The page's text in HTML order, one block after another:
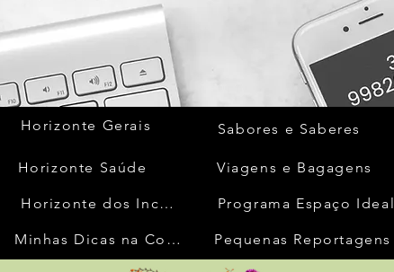
Horizonte Gerais
Horizonte Saúde
Horizonte dos Inconfidentes
Minhas Dicas na Cozinha
Sabores e Saberes
Viagens e Bagagens
Programa Espaço Ideal
Pequenas Reportagens